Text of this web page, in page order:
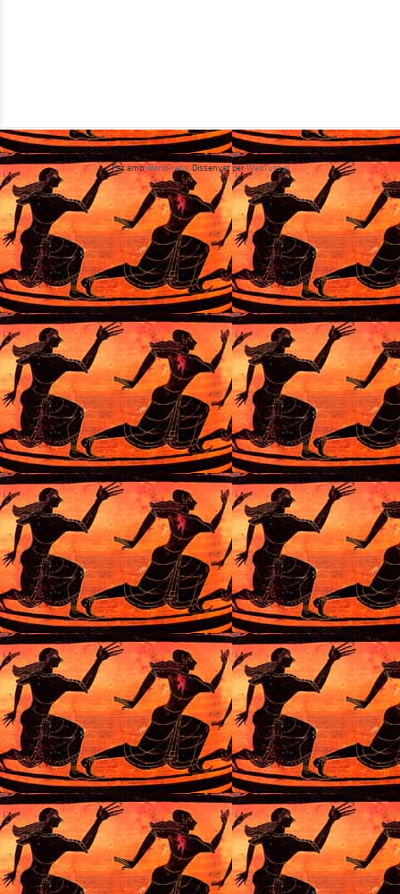
Fet ambWordPress. Dissenyat perWebTuts.pl